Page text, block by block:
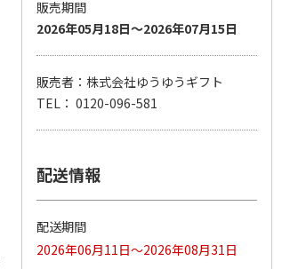
販売期間
2026年05月18日～2026年07月15日
販売者：株式会社ゆうゆうギフト
TEL： 0120-096-581
配送情報
配送期間
2026年06月11日～2026年08月31日